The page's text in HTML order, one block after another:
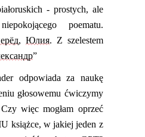
- prostych, ale
poematu.
,Юлия. Z szelestem
”
odpowiada za naukę
głosowemu ćwiczymy
Czy więc mogłam oprzeć
książce, w jakiej jeden z